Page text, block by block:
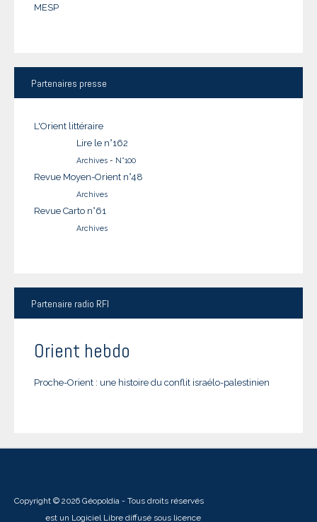
MESP
Partenaires presse
L'Orient littéraire
Lire le n°162
Archives - N°100
Revue Moyen-Orient n°48
Archives
Revue Carto n°61
Archives
Partenaire radio RFI
Orient hebdo
Proche-Orient : une histoire du conflit israélo-palestinien
Copyright © 2026 Géopoldia - Tous droits réservés
est un Logiciel Libre diffusé sous licence